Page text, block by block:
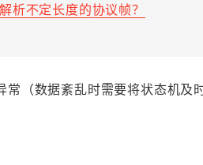
析不定长度的协议帧？
常（数据紊乱时需要将状态机及